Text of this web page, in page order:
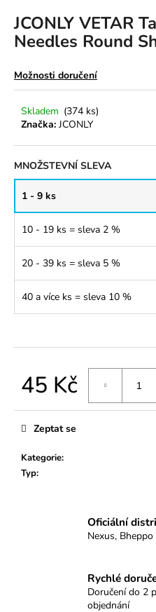
JCONLY VETAR
Needles Round
Možnosti doručení
Skladem (374 ks)
Značka: JCONLY
MNOŽSTEVNÍ SLEVA
1 - 9 ks
10 - 19 ks = sleva 2 %
20 - 39 ks = sleva 5 %
40 a více ks = sleva 10 %
45 Kč
Kategorie:
Typ:
Zeptat se
Oficiální
Nexus,
Rychlé
Doručení do 2
objednání
a
j
í
t
?
HLEDAT
D
r
u
č
j
m
1005RLL
37
Kč